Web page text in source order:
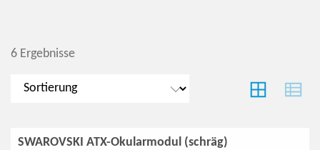
6 Ergebnisse
SWAROVSKI ATX-Okularmodul (schräg)